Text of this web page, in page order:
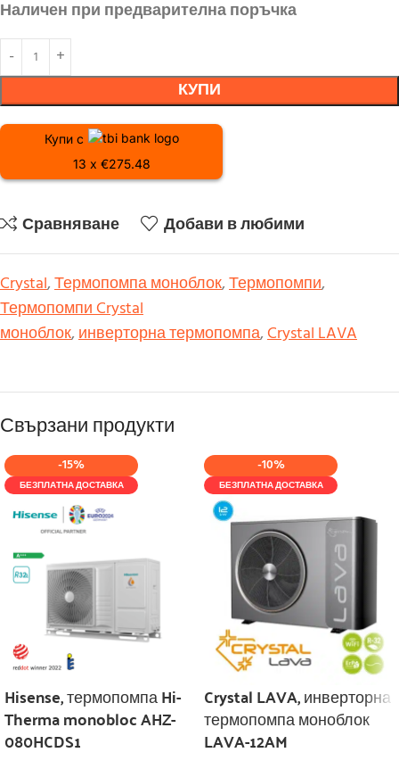
Наличен при предварителна поръчка
КУПИ
Купи с
13 x €275.48
Сравняване Добави в любими
Crystal,Термопомпа моноблок,Термопомпи,
Термопомпи Crystal
моноблок,инверторна термопомпа,Crystal LAVA
Свързани продукти
-15%
БЕЗПЛАТНА ДОСТАВКА
Hisense, термопомпа Hi-
Therma monobloc AHZ-
080HCDS1
-10%
БЕЗПЛАТНА ДОСТАВКА
Crystal LAVA, инверторна
термопомпа моноблок
LAVA-12AM